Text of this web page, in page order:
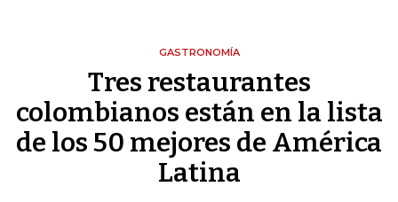
GASTRONOMÍA
Tres restaurantes
colombianos están en la lista
de los 50 mejores de América
Latina